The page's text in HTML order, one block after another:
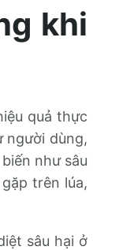
khi
quả thực
người dùng,
như sâu
trên lúa,
sâu hại ở